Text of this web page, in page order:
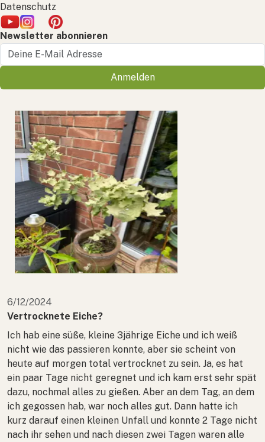
Datenschutz
Newsletter abonnieren
Anmelden
6/12/2024
Vertrocknete Eiche?
Ich hab eine süße, kleine 3jährige Eiche und ich weiß
nicht wie das passieren konnte, aber sie scheint von
heute auf morgen total vertrocknet zu sein. Ja, es hat
ein paar Tage nicht geregnet und ich kam erst sehr spät
dazu, nochmal alles zu gießen. Aber an dem Tag, an dem
ich gegossen hab, war noch alles gut. Dann hatte ich
kurz darauf einen kleinen Unfall und konnte 2 Tage nicht
nach ihr sehen und nach diesen zwei Tagen waren alle